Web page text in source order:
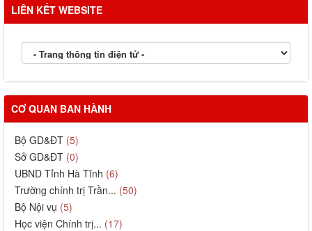
LIÊN KẾT WEBSITE
CƠ QUAN BAN HÀNH
Bộ GD&ĐT (5)
Sở GD&ĐT (0)
UBND Tỉnh Hà Tĩnh (6)
Trường chính trị Trần... (50)
Bộ Nội vụ (5)
Học viện Chính trị... (17)